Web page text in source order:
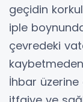
geçidin
iple
çevredeki
kaybetmeden
İhbar üzerine